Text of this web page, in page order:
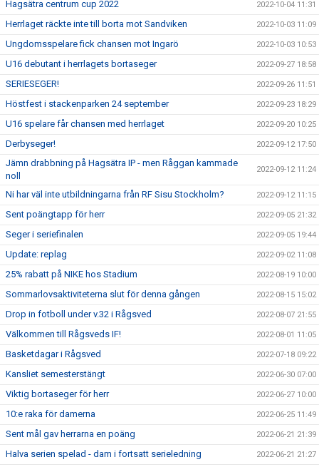
Hagsätra centrum cup 2022 2022-10-04 11:31
Herrlaget räckte inte till borta mot Sandviken 2022-10-03 11:09
Ungdomsspelare fick chansen mot Ingarö 2022-10-03 10:53
U16 debutant i herrlagets bortaseger 2022-09-27 18:58
SERIESEGER! 2022-09-26 11:51
Höstfest i stackenparken 24 september 2022-09-23 18:29
U16 spelare får chansen med herrlaget 2022-09-20 10:25
Derbyseger! 2022-09-12 17:50
Jämn drabbning på Hagsätra IP - men Råggan kammade
noll
2022-09-12 11:24
Ni har väl inte utbildningarna från RF Sisu Stockholm? 2022-09-12 11:15
Sent poängtapp för herr 2022-09-05 21:32
Seger i seriefinalen 2022-09-05 19:44
Update: replag 2022-09-02 11:08
25% rabatt på NIKE hos Stadium 2022-08-19 10:00
Sommarlovsaktiviteterna slut för denna gången 2022-08-15 15:02
Drop in fotboll under v.32 i Rågsved 2022-08-07 21:55
Välkommen till Rågsveds IF! 2022-08-01 11:05
Basketdagar i Rågsved 2022-07-18 09:22
Kansliet semesterstängt 2022-06-30 07:00
Viktig bortaseger för herr 2022-06-27 10:00
10:e raka för damerna 2022-06-25 11:49
Sent mål gav herrarna en poäng 2022-06-21 21:39
Halva serien spelad - dam i fortsatt serieledning 2022-06-21 21:27